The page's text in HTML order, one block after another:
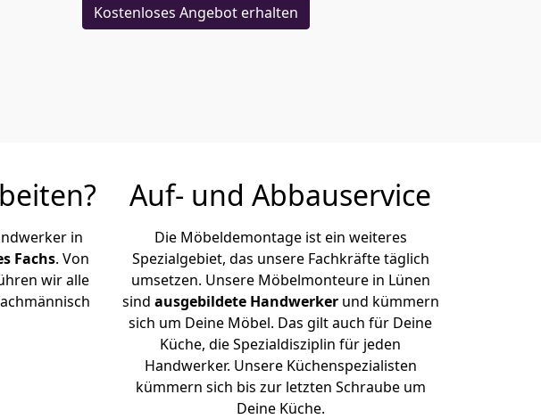
Kostenloses Angebot erhalten
in
Fachs. Von
wir alle
Auf- und Abbauservice
Die Möbeldemontage ist ein weiteres
Spezialgebiet, das unsere Fachkräfte täglich
umsetzen. Unsere Möbelmonteure in Lünen
sind ausgebildete Handwerker und kümmern
sich um Deine Möbel. Das gilt auch für Deine
Küche, die Spezialdisziplin für jeden
Handwerker. Unsere Küchenspezialisten
kümmern sich bis zur letzten Schraube um
Deine Küche.